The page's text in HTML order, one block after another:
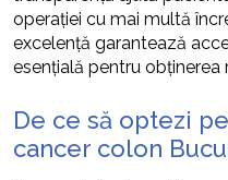
operației cu mai multă
excelență garantează
esențială pentru
De ce să optezi
cancer colon